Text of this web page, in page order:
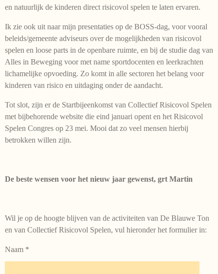
en natuurlijk de kinderen direct risicovol spelen te laten ervaren.
Ik zie ook uit naar mijn presentaties op de BOSS-dag, voor vooral
beleids/gemeente adviseurs over de mogelijkheden van risicovol
spelen en loose parts in de openbare ruimte, en bij de studie dag van
Alles in Beweging voor met name sportdocenten en leerkrachten
lichamelijke opvoeding. Zo komt in alle sectoren het belang voor
kinderen van risico en uitdaging onder de aandacht.
Tot slot, zijn er de Startbijeenkomst van Collectief Risicovol Spelen
met bijbehorende website die eind januari opent en het Risicovol
Spelen Congres op 23 mei. Mooi dat zo veel mensen hierbij
betrokken willen zijn.
De beste wensen voor het nieuw jaar gewenst, grt Martin
Wil je op de hoogte blijven van de activiteiten van De Blauwe Ton
en van Collectief Risicovol Spelen, vul hieronder het formulier in:
Naam *